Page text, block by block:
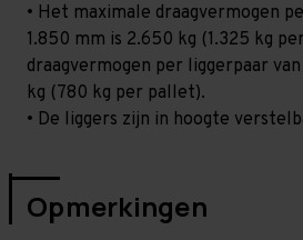
• Het maximale draagvermogen
1.850 mm is 2.650 kg (1.325 kg
draagvermogen per liggerpaar
kg (780 kg per pallet).
• De liggers zijn in hoogte
Opmerkingen